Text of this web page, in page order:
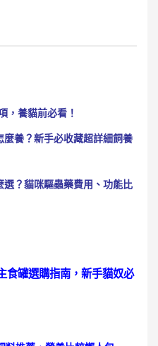
，養貓前必看！
養？新手必收藏超詳細飼養
選？貓咪驅蟲藥費用、功能比
食罐選購指南，新手貓奴必